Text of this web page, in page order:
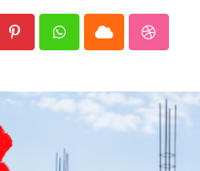
PinterestWhatsappCloud